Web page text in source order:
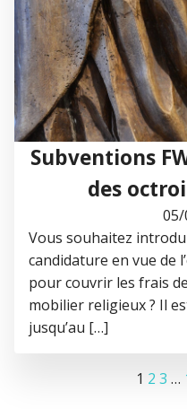
Subventions
des
Vous souhaitez
candidature en vue de
pour couvrir les frais
mobilier religieux ? Il
jusqu’au […]
1 2 3 …